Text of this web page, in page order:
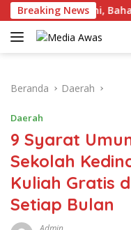
Langsung
ke
konten
Breaking News
Bahas
Beranda Daerah
Daerah
9 Syarat
Sekolah
Kuliah Gratis
Setiap Bulan